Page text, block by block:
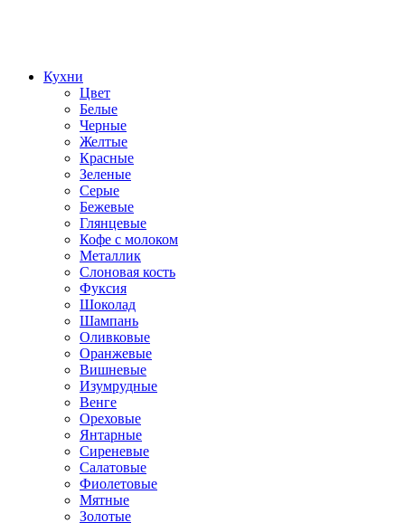
Кухни
Цвет
Белые
Черные
Желтые
Красные
Зеленые
Серые
Бежевые
Глянцевые
Кофе с молоком
Металлик
Слоновая кость
Фуксия
Шоколад
Шампань
Оливковые
Оранжевые
Вишневые
Изумрудные
Венге
Ореховые
Янтарные
Сиреневые
Салатовые
Фиолетовые
Мятные
Золотые